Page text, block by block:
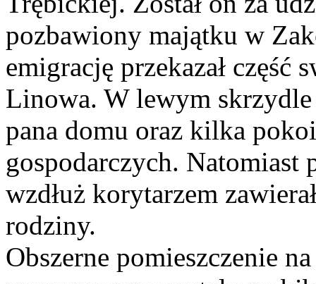
pozbawiony majątku w
emigrację przekazał część
Linowa. W lewym skrzydle
pana domu oraz kilka
gospodarczych. Natomiast
wzdłuż korytarzem
rodziny.
Obszerne pomieszczenie